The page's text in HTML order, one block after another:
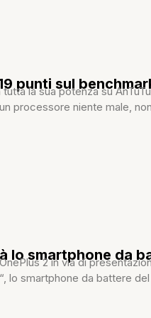
punti sul
la sua potenza su
processore niente male,
lo smartphone da
2 in via di
lo smartphone da battere